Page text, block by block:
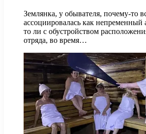
Землянка, у обывателя, почему-то
ассоциировалась как непременный
то ли с обустройством
отряда, во время…